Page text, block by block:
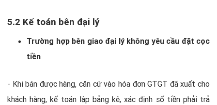
5.2 Kế toán bên đại lý
Trường hợp bên giao đại lý không yêu cầu đặt cọc
tiền
- Khi bán được hàng, căn cứ vào hóa đơn GTGT đã xuất cho
khách hàng, kế toán lập bảng kê, xác định số tiền phải trả